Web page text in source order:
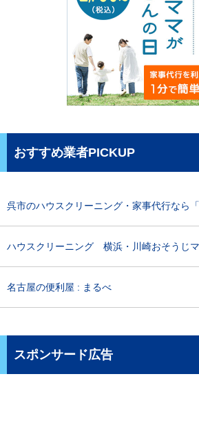
おすすめ業者PICKUP
呉市のハウスクリーニング・家事代行なら「
ハウスクリーニング 横浜・川崎おそうじマ
名古屋の便利屋 : まるべ
スポンサード広告